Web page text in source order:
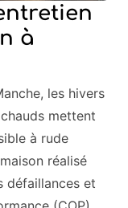
à
les hivers
mettent
à rude
réalisé
défaillances et